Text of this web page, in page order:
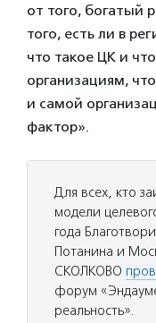
от того, богатый
того, есть ли в
что такое ЦК и
организациям,
и самой
фактор».
Для всех, кто
модели
года
Потанина и
СКОЛКОВО
форум
реальность».